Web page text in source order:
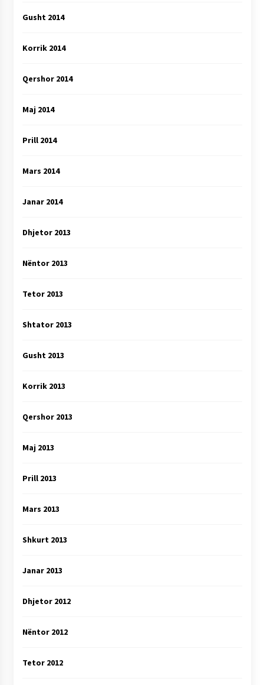
Gusht 2014
Korrik 2014
Qershor 2014
Maj 2014
Prill 2014
Mars 2014
Janar 2014
Dhjetor 2013
Nëntor 2013
Tetor 2013
Shtator 2013
Gusht 2013
Korrik 2013
Qershor 2013
Maj 2013
Prill 2013
Mars 2013
Shkurt 2013
Janar 2013
Dhjetor 2012
Nëntor 2012
Tetor 2012